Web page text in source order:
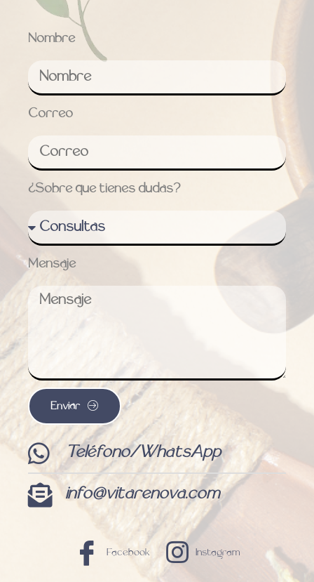
Nombre
Correo
¿Sobre que tienes dudas?
Mensaje
Enviar
Teléfono/WhatsApp
info@vitarenova.com
Facebook Instagram